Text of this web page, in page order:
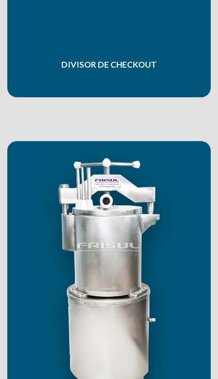
DIVISOR DE CHECKOUT